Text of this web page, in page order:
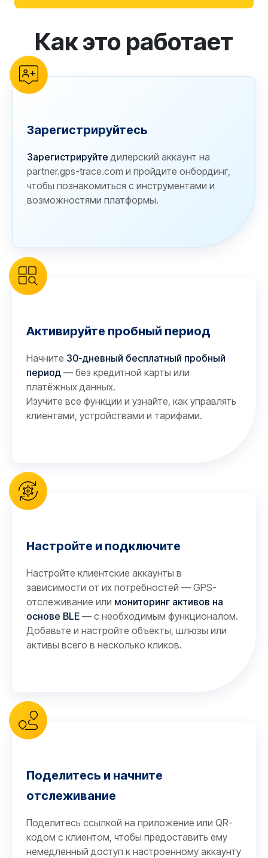
reCAPTCHA verification
Как это работает
Зарегистрируйтесь
Зарегистрируйте дилерский аккаунт на
partner.gps-trace.com и пройдите онбординг,
чтобы познакомиться с инструментами и
возможностями платформы.
Активируйте пробный период
Начните 30-дневный бесплатный пробный
период — без кредитной карты или
платёжных данных.
Изучите все функции и узнайте, как управлять
клиентами, устройствами и тарифами.
Настройте и подключите
Настройте клиентские аккаунты в
зависимости от их потребностей — GPS-
отслеживание или мониторинг активов на
основе BLE — с необходимым функционалом.
Добавьте и настройте объекты, шлюзы или
активы всего в несколько кликов.
Поделитесь и начните
отслеживание
Поделитесь ссылкой на приложение или QR-
кодом с клиентом, чтобы предоставить ему
немедленный доступ к настроенному аккаунту